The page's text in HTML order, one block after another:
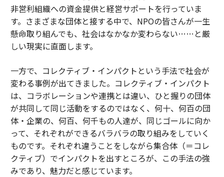
非営利組織への資金提供と経営サポートを行っていま
す。さまざまな団体と接する中で、NPOの皆さんが一生
懸命取り組んでも、社会はなかなか変わらない……と厳
しい現実に直面します。
一方で、コレクティブ・インパクトという手法で社会が
変わる事例が出てきました。コレクティブ・インパクト
は、コラボレーションや連携とは違い、ひと握りの団体
が共同して同じ活動をするのではなく、何十、何百の団
体・企業の、何百、何千もの人達が、同じゴールに向か
って、それぞれができるバラバラの取り組みをしていく
ものです。それぞれ違うことをしながら集合体（＝コレ
クティブ）でインパクトを出すところが、この手法の強
みであり、魅力だと感じています。